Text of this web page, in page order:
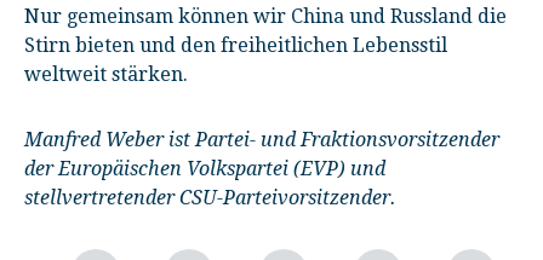
Nur gemeinsam können wir China und Russland die
Stirn bieten und den freiheitlichen Lebensstil
weltweit stärken.
Manfred Weber ist Partei- und Fraktionsvorsitzender
der Europäischen Volkspartei (EVP) und
stellvertretender CSU-Parteivorsitzender.